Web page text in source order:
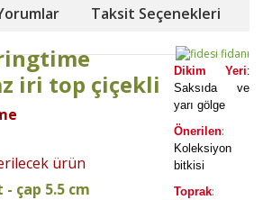
Taksit Seçenekleri
iri top çiçekli
ürün
- çap 5.5 cm
Dikim Yeri:
Saksıda ve
yarı gölge
Önerilen:
Koleksiyon
bitkisi
Toprak: